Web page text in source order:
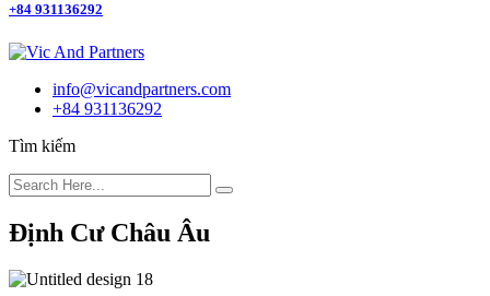
+84 931136292
info@vicandpartners.com
+84 931136292
Tìm kiếm
Định Cư Châu Âu